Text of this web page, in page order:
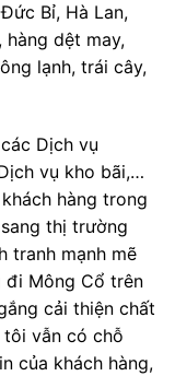
Bỉ, Hà Lan,
dệt may,
lạnh, trái cây,
Dịch vụ
vụ kho bãi,…
hàng trong
thị trường
tranh mạnh mẽ
đi Mông Cổ trên
cải thiện chất
vẫn có chỗ
của khách hàng,